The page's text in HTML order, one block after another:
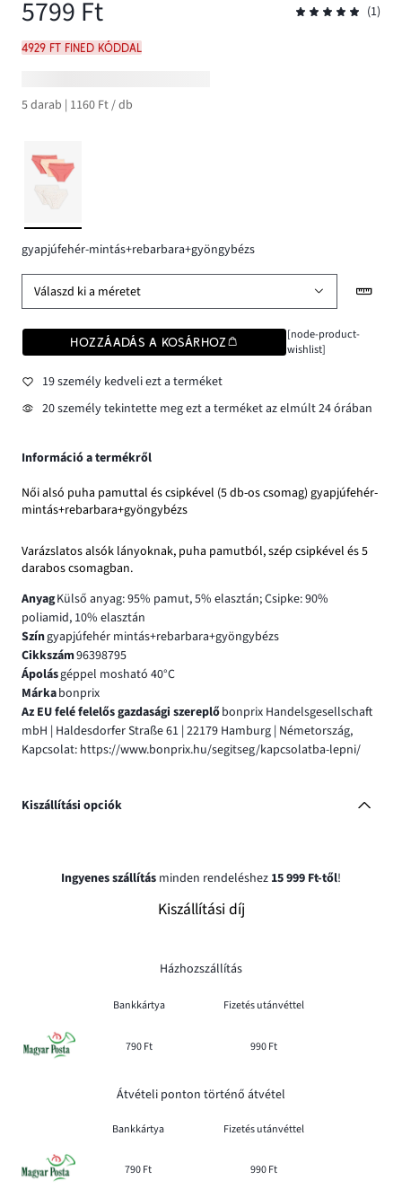
5799 Ft (1)
4929 Ft FINED kóddal
5 darab | 1160 Ft / db
gyapjúfehér-mintás+rebarbara+gyöngybézs
Válaszd ki a méretet
HOZZÁADÁS A KOSÁRHOZ
[node-product-
wishlist]
19 személy kedveli ezt a terméket
20 személy tekintette meg ezt a terméket az elmúlt 24 órában
Információ a termékről
Női alsó puha pamuttal és csipkével (5 db-os csomag) gyapjúfehér-
mintás+rebarbara+gyöngybézs
Varázslatos alsók lányoknak, puha pamutból, szép csipkével és 5
darabos csomagban.
AnyagKülső anyag: 95% pamut, 5% elasztán; Csipke: 90%
poliamid, 10% elasztán
Színgyapjúfehér mintás+rebarbara+gyöngybézs
Cikkszám96398795
Ápolásgéppel mosható 40°C
Márkabonprix
Az EU felé felelős gazdasági szereplőbonprix Handelsgesellschaft
mbH | Haldesdorfer Straße 61 | 22179 Hamburg | Németország,
Kapcsolat: https://www.bonprix.hu/segitseg/kapcsolatba-lepni/
Kiszállítási opciók
Ingyenes szállítás minden rendeléshez 15 999 Ft-től!
Kiszállítási díj
Házhozszállítás
Bankkártya Fizetés utánvéttel
790 Ft 990 Ft
Átvételi ponton történő átvétel
Bankkártya Fizetés utánvéttel
790 Ft 990 Ft